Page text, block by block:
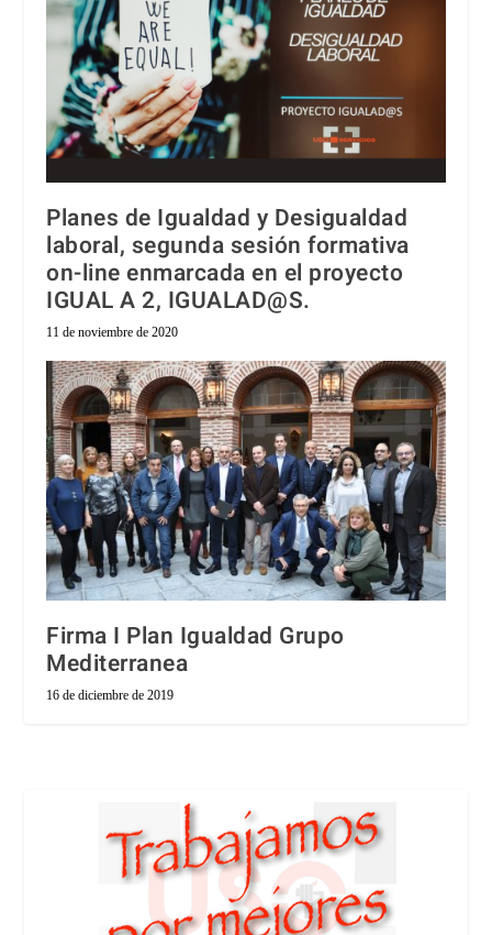
Planes de Igualdad y Desigualdad
laboral, segunda sesión formativa
on-line enmarcada en el proyecto
IGUAL A 2, IGUALAD@S.
11 de noviembre de 2020
Firma I Plan Igualdad Grupo
Mediterranea
16 de diciembre de 2019